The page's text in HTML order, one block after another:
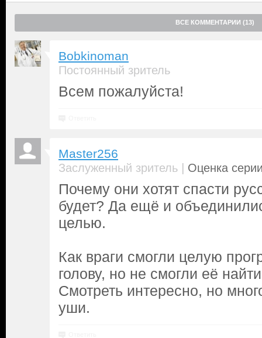
ВСЕ КОММЕНТАРИИ (13)
Bobkinoman
Постоянный зритель
Всем пожалуйста!
Master256
Заслуженный зритель | Оценка
Почему они хотят спасти
будет? Да ещё и
целью.
Как враги смогли целую
голову, но не смогли её
Смотреть интересно, но
уши.